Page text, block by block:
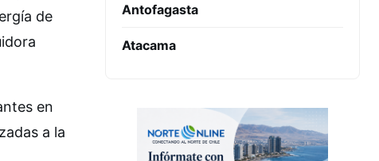
de
en
a la
Antofagasta
Atacama